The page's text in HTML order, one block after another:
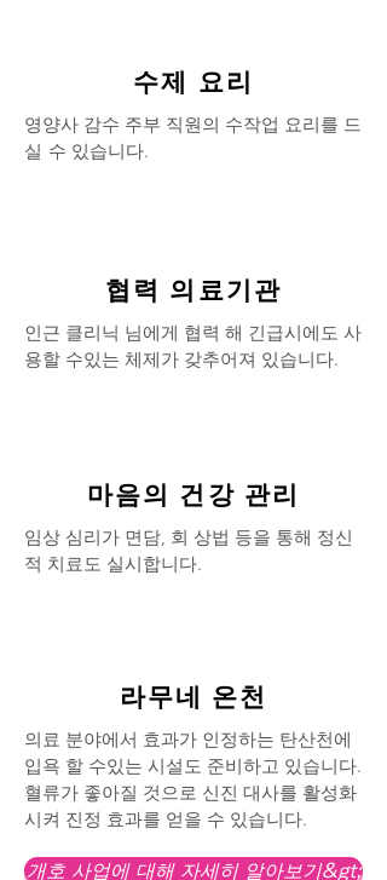
수제 요리
영양사 감수 주부 직원의 수작업 요리를 드
실 수 있습니다.
협력 의료기관
인근 클리닉 님에게 협력 해 긴급시에도 사
용할 수있는 체제가 갖추어져 있습니다.
마음의 건강 관리
임상 심리가 면담, 회 상법 등을 통해 정신
적 치료도 실시합니다.
라무네 온천
의료 분야에서 효과가 인정하는 탄산천에
입욕 할 수있는 시설도 준비하고 있습니다.
혈류가 좋아질 것으로 신진 대사를 활성화
시켜 진정 효과를 얻을 수 있습니다.
개호 사업에 대해 자세히 알아보기&gt;